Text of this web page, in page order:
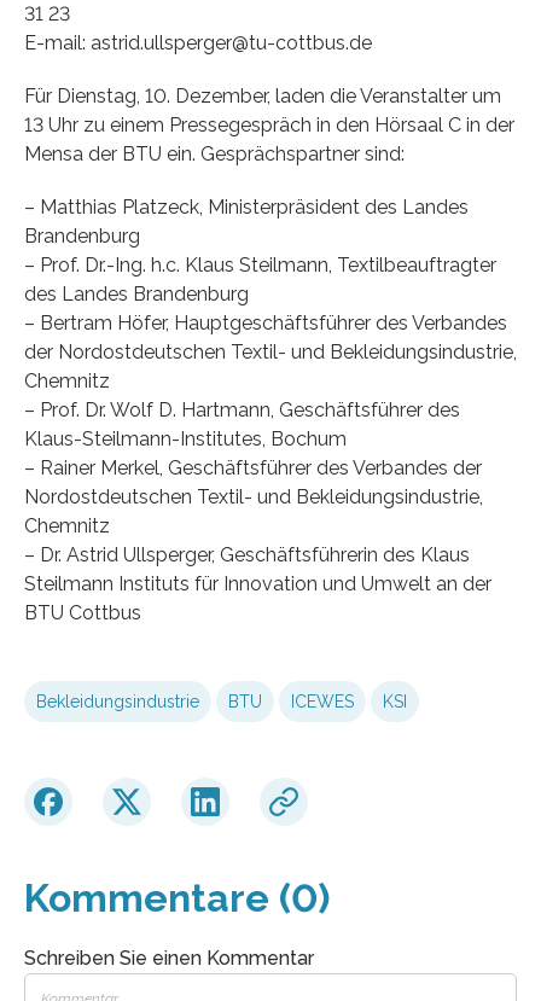
31 23
E-mail: astrid.ullsperger@tu-cottbus.de
Für Dienstag, 10. Dezember, laden die Veranstalter um
13 Uhr zu einem Pressegespräch in den Hörsaal C in der
Mensa der BTU ein. Gesprächspartner sind:
– Matthias Platzeck, Ministerpräsident des Landes
Brandenburg
– Prof. Dr.-Ing. h.c. Klaus Steilmann, Textilbeauftragter
des Landes Brandenburg
– Bertram Höfer, Hauptgeschäftsführer des Verbandes
der Nordostdeutschen Textil- und Bekleidungsindustrie,
Chemnitz
– Prof. Dr. Wolf D. Hartmann, Geschäftsführer des
Klaus-Steilmann-Institutes, Bochum
– Rainer Merkel, Geschäftsführer des Verbandes der
Nordostdeutschen Textil- und Bekleidungsindustrie,
Chemnitz
– Dr. Astrid Ullsperger, Geschäftsführerin des Klaus
Steilmann Instituts für Innovation und Umwelt an der
BTU Cottbus
Bekleidungsindustrie BTU ICEWES KSI
Kommentare (0)
Schreiben Sie einen Kommentar